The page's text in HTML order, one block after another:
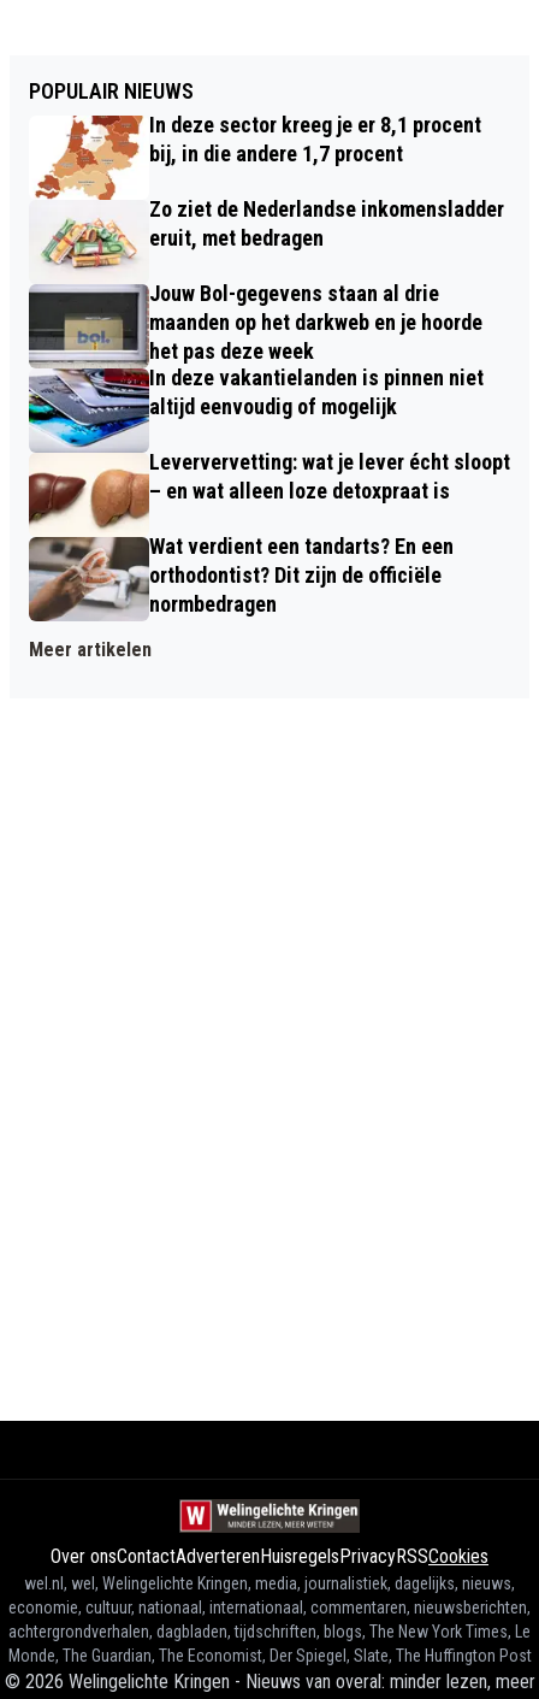
POPULAIR NIEUWS
In deze sector kreeg je er 8,1 procent
bij, in die andere 1,7 procent
Zo ziet de Nederlandse inkomensladder
eruit, met bedragen
Jouw Bol-gegevens staan al drie
maanden op het darkweb en je hoorde
het pas deze week
In deze vakantielanden is pinnen niet
altijd eenvoudig of mogelijk
Leververvetting: wat je lever écht sloopt
– en wat alleen loze detoxpraat is
Wat verdient een tandarts? En een
orthodontist? Dit zijn de officiële
normbedragen
Meer artikelen
Over onsContactAdverterenHuisregelsPrivacyRSSCookies
wel.nl, wel, Welingelichte Kringen, media, journalistiek, dagelijks, nieuws,
economie, cultuur, nationaal, internationaal, commentaren, nieuwsberichten,
achtergrondverhalen, dagbladen, tijdschriften, blogs, The New York Times, Le
Monde, The Guardian, The Economist, Der Spiegel, Slate, The Huffington Post
© 2026 Welingelichte Kringen - Nieuws van overal: minder lezen, meer